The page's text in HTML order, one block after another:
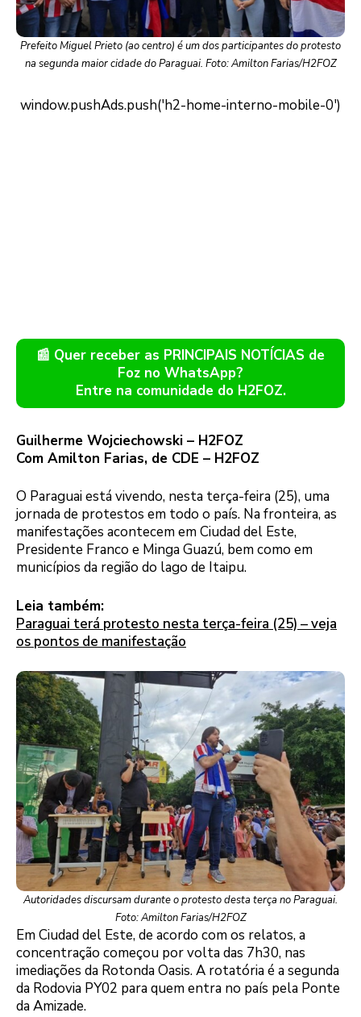
Prefeito Miguel Prieto (ao centro) é um dos participantes do protesto
na segunda maior cidade do Paraguai. Foto: Amilton Farias/H2FOZ
📰 Quer receber as PRINCIPAIS NOTÍCIAS de
Foz no WhatsApp?
Entre na comunidade do H2FOZ.
Guilherme Wojciechowski – H2FOZ
Com Amilton Farias, de CDE – H2FOZ
O Paraguai está vivendo, nesta terça-feira (25), uma
jornada de protestos em todo o país. Na fronteira, as
manifestações acontecem em Ciudad del Este,
Presidente Franco e Minga Guazú, bem como em
municípios da região do lago de Itaipu.
Leia também:
Paraguai terá protesto nesta terça-feira (25) – veja
os pontos de manifestação
Autoridades discursam durante o protesto desta terça no Paraguai.
Foto: Amilton Farias/H2FOZ
Em Ciudad del Este, de acordo com os relatos, a
concentração começou por volta das 7h30, nas
imediações da Rotonda Oasis. A rotatória é a segunda
da Rodovia PY02 para quem entra no país pela Ponte
da Amizade.